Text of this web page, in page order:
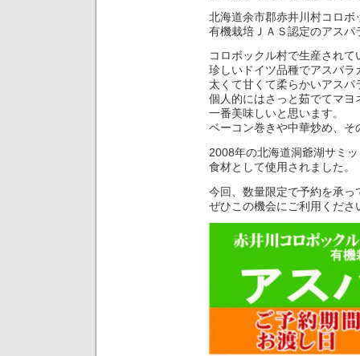
北海道余市郡赤井川村コロ
有機栽培ＪＡＳ認定のアスパ
コロボックル村で生産されて
珍しいドイツ品種でアスパ
太くて甘くて柔らかいアスパ
個人的にはさっと茹でてマ
一番美味しいと思います。
ベーコン巻きや中華炒め、
2008年の北海道洞爺湖サミ
食材として使用されました。
今回、数量限定で予約を承っ
ぜひこの機会にご利用くださ